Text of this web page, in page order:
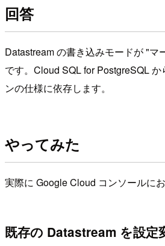
回答
Datastream の書き込みモードが "
です。Cloud SQL for PostgreSQL
ンの仕様に依存します。
やってみた
実際に Google Cloud コンソールに
既存の Datastream を設定